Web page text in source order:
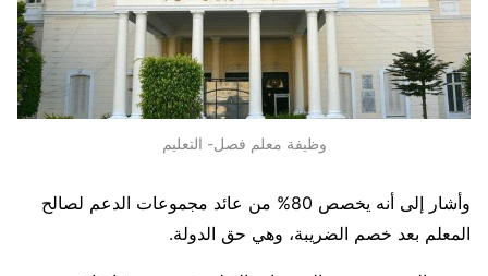
وظيفة معلم فصل- التعليم
وأشار إلى أنه يخصص 80% من عائد مجموعات الدعم لصالح
المعلم بعد خصم الضريبة، وهي حق الدولة.